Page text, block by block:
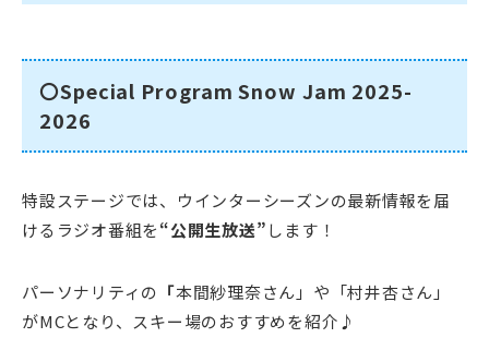
〇Special Program Snow Jam 2025-
2026
特設ステージでは、ウインターシーズンの最新情報を届
けるラジオ番組を“公開生放送”します！
パーソナリティの 「本間紗理奈さん」 や 「村井杏さん」
がMCとなり、スキー場のおすすめを紹介♪